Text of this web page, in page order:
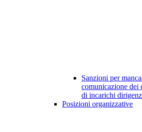
Sanzioni per
comunicazione dei
di incarichi
Posizioni organizzative